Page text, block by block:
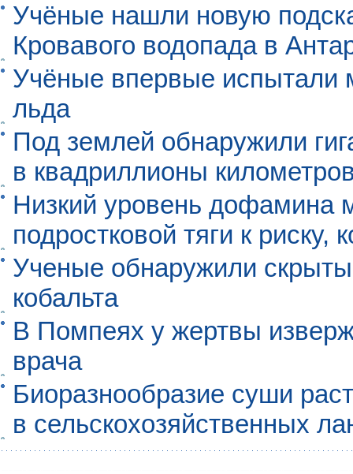
Учёные нашли новую
Кровавого водопада в
Учёные впервые испытали
льда
Под землей обнаружили
в квадриллионы
Низкий уровень дофамина
подростковой тяги к риску,
Ученые обнаружили
кобальта
В Помпеях у жертвы
врача
Биоразнообразие суши
в сельскохозяйственных